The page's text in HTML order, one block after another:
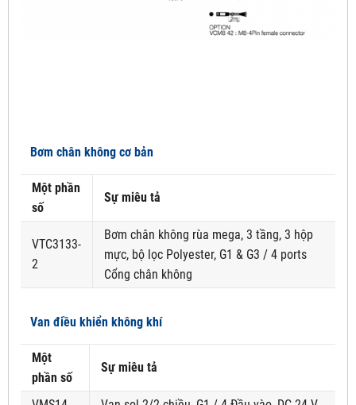
Bơm chân không cơ bản
Một phần
số
Sự miêu tả
VTC3133-
2
Bơm chân không rùa mega, 3 tầng, 3 hộp
mực, bộ lọc Polyester, G1 & G3 / 4 ports
Cổng chân không
Van điều khiển không khí
Một
phần số
Sự miêu tả